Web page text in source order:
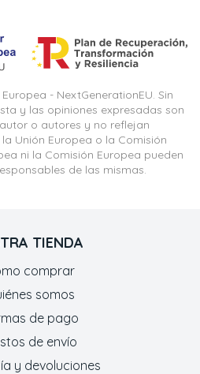
- NextGenerationEU. Sin
y las opiniones expresadas son
o autores y no reflejan
Unión Europea o la Comisión
ni la Comisión Europea pueden
de las mismas.
TIENDA
comprar
somos
de pago
de envío
y devoluciones